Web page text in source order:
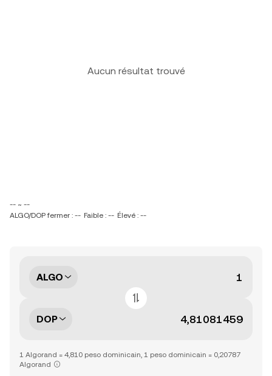
Aucun résultat trouvé
-- ~ --
ALGO/DOP fermer : -- Faible : -- Élevé : --
ALGO
DOP
1 Algorand = 4,810 peso dominicain, 1 peso dominicain = 0,20787
Algorand